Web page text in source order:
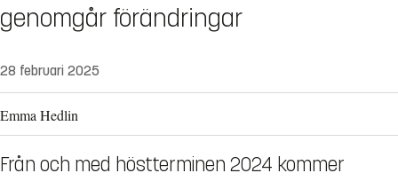
genomgår förändringar
28 februari 2025
Emma Hedlin
Från och med höstterminen 2024 kommer